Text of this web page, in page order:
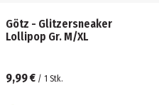
Götz - Glitzersneaker
Lollipop Gr. M/XL
9,99 € / 1 Stk.